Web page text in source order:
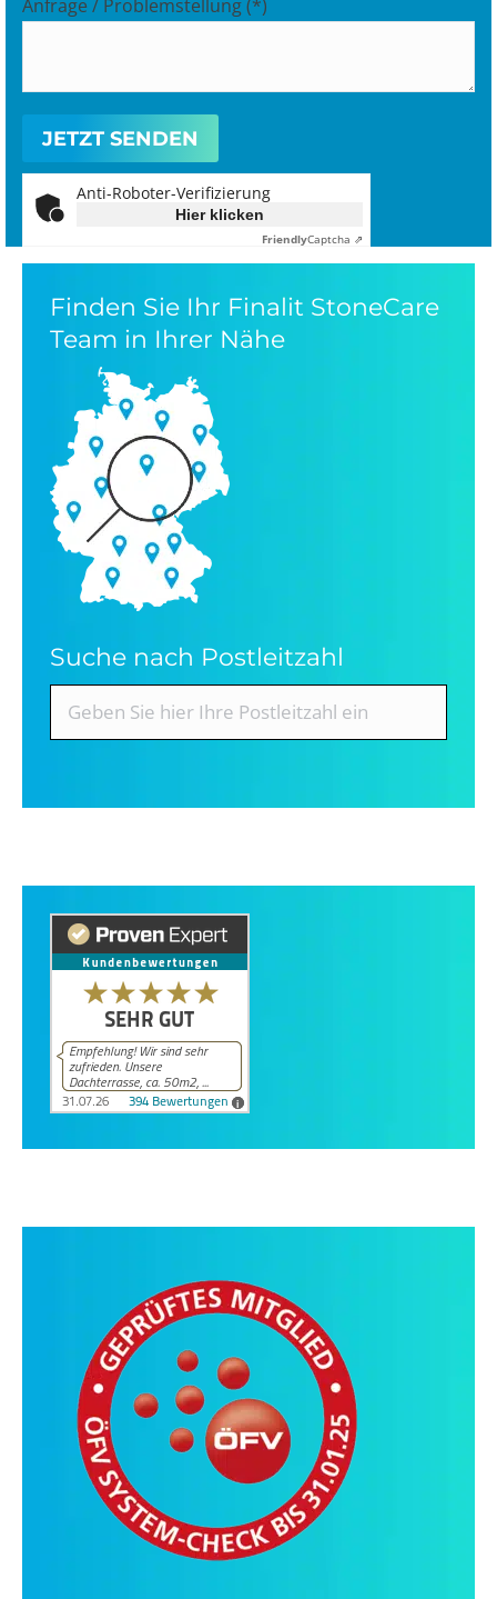
Anfrage / Problemstellung (*)
Anti-Roboter-Verifizierung
Hier klicken
FriendlyCaptcha ⇗
Finden Sie Ihr Finalit StoneCare
Team in Ihrer Nähe
Suche nach Postleitzahl